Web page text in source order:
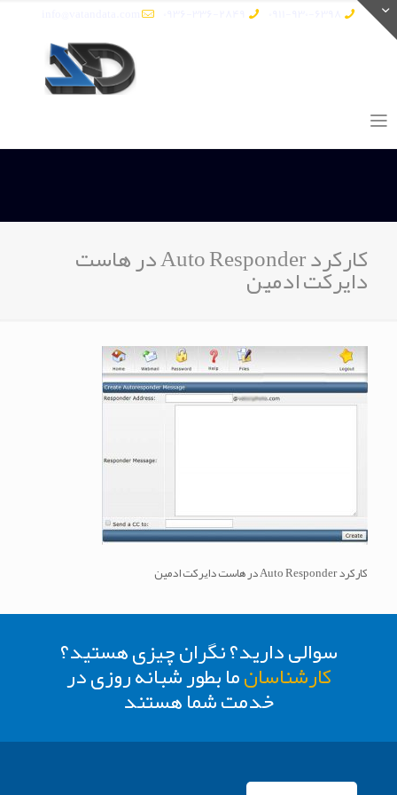
کارکرد Auto Responder در هاست دایرکت ادمین
کارکرد Auto Responder در هاست دایرکت ادمین
سوالی دارید؟ نگران چیزی هستید؟
کارشناسانما بطور شبانه روزی در
خدمت شما هستند